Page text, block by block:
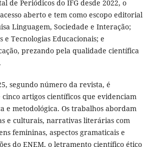
de Periódicos do IFG desde 2022, o
aberto e tem como escopo editorial
Linguagem, Sociedade e Interação;
e Tecnologias Educacionais; e
prezando pela qualidade científica
segundo número da revista, é
artigos científicos que evidenciam
e metodológica. Os trabalhos abordam
e culturais, narrativas literárias com
femininas, aspectos gramaticais e
do ENEM, o letramento científico ético